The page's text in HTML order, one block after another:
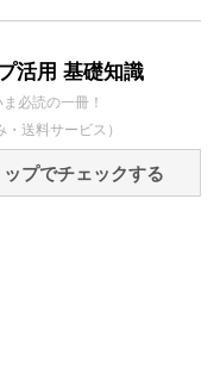
活用 基礎知識
必読の一冊！
送料サービス）
プでチェックする